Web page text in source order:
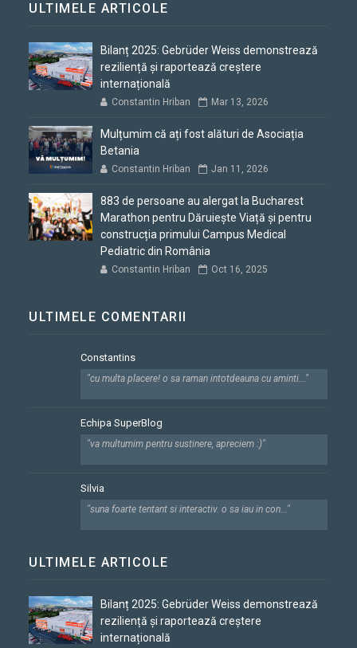
ULTIMELE ARTICOLE
Bilanț 2025: Gebrüder Weiss demonstrează
reziliență și raportează creștere
internațională
Constantin Hriban Mar 13, 2026
Mulțumim că ați fost alături de Asociația
Betania
Constantin Hriban Jan 11, 2026
883 de persoane au alergat la Bucharest
Marathon pentru Dăruiește Viață și pentru
construcția primului Campus Medical
Pediatric din România
Constantin Hriban Oct 16, 2025
ULTIMELE COMENTARII
Constantins
"cu multa placere! o sa raman intotdeauna cu aminti..."
Echipa SuperBlog
"va multumim pentru sustinere, apreciem :)"
Silvia
"suna foarte tentant si interactiv. o sa iau in con..."
ULTIMELE ARTICOLE
Bilanț 2025: Gebrüder Weiss demonstrează
reziliență și raportează creștere
internațională